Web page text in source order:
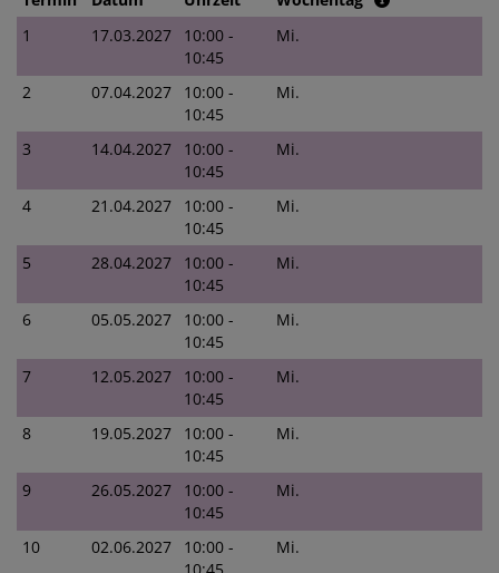
1
17.03.2027
10:00 -
10:45
Mi.
2 07.04.2027
10:00 -
10:45
Mi.
3 14.04.2027
10:00 -
10:45
Mi.
4 21.04.2027
10:00 -
10:45
Mi.
5 28.04.2027
10:00 -
10:45
Mi.
6 05.05.2027
10:00 -
10:45
Mi.
7 12.05.2027
10:00 -
10:45
Mi.
8 19.05.2027
10:00 -
10:45
Mi.
9 26.05.2027
10:00 -
10:45
Mi.
10 02.06.2027
10:00 -
Mi.